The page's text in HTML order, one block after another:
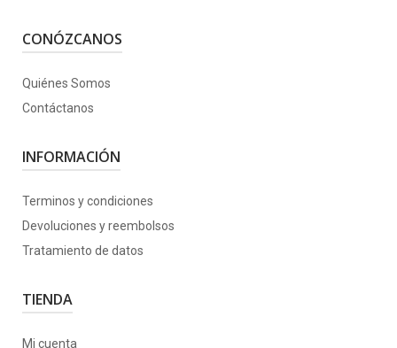
CONÓZCANOS
Quiénes Somos
Contáctanos
INFORMACIÓN
Terminos y condiciones
Devoluciones y reembolsos
Tratamiento de datos
TIENDA
Mi cuenta